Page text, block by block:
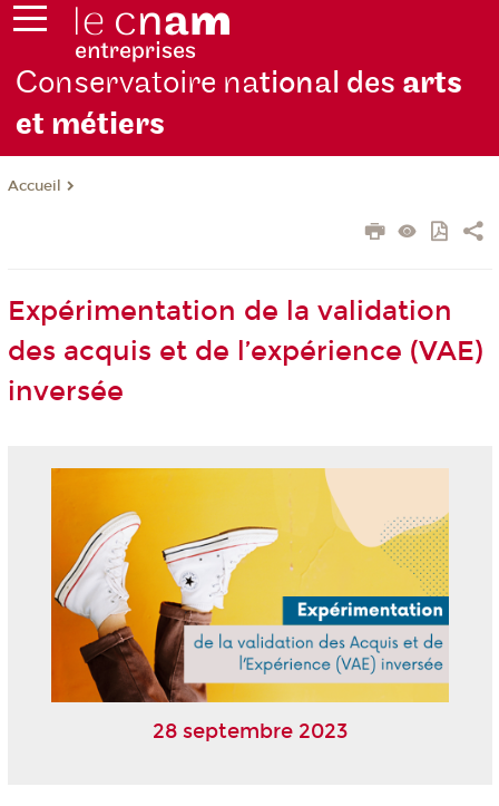
Conservatoire national des arts
et métiers
Accueil
Expérimentation de la validation
des acquis et de l’expérience (VAE)
inversée
28 septembre 2023